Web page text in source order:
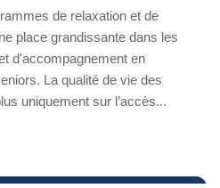
de relaxation et de
place grandissante dans les
d'accompagnement en
La qualité de vie des
uniquement sur l’accès...